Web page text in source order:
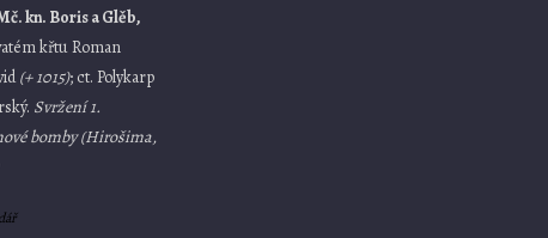
kn. Boris a Glěb,
křtu Roman
(+ 1015); ct. Polykarp
Svržení 1.
bomby (Hirošima,